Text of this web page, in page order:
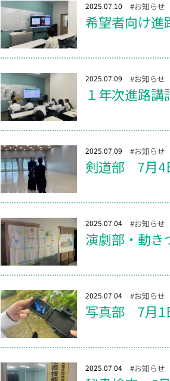
2025.07.10 #お知らせ
希望者向け
2025.07.09 #お知らせ
１年次進路
2025.07.09 #お知らせ
剣道部 7月4
2025.07.04 #お知らせ
演劇部・動
2025.07.04 #お知らせ
写真部 7月1
2025.07.04 #お知らせ